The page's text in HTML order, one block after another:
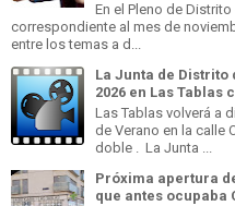
En el Pleno de
correspondiente al mes de
entre los temas a d...
La Junta de
2026 en Las Tablas
Las Tablas volverá a
de Verano en la calle
doble . La Junta ...
Próxima apertura
que antes ocupaba